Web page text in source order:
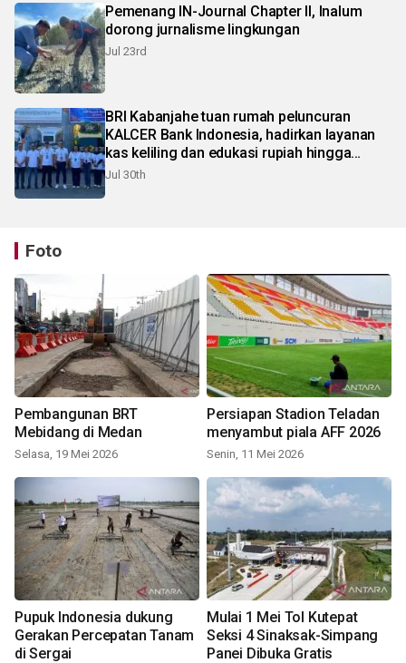
Pemenang IN-Journal Chapter II, Inalum
dorong jurnalisme lingkungan
Jul 23rd
BRI Kabanjahe tuan rumah peluncuran
KALCER Bank Indonesia, hadirkan layanan
kas keliling dan edukasi rupiah hingga
pelosok Karo
Jul 30th
Foto
Pembangunan BRT
Mebidang di Medan
Selasa, 19 Mei 2026
Persiapan Stadion Teladan
menyambut piala AFF 2026
Senin, 11 Mei 2026
Pupuk Indonesia dukung
Gerakan Percepatan Tanam
di Sergai
Mulai 1 Mei Tol Kutepat
Seksi 4 Sinaksak-Simpang
Panei Dibuka Gratis